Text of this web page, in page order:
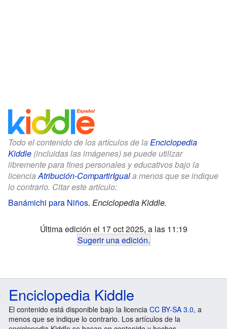
Todo el contenido de los artículos de la Enciclopedia
Kiddle (incluidas las imágenes) se puede utilizar
libremente para fines personales y educativos bajo la
licenciaAtribución-CompartirIguala menos que se indique
lo contrario. Citar este artículo:
Banámichi para Niños. Enciclopedia Kiddle.
Última edición el 17 oct 2025, a las 11:19
Sugerir una edición.
Enciclopedia Kiddle
El contenido está disponible bajo la licencia CC BY-SA 3.0, a
menos que se indique lo contrario. Los artículos de la